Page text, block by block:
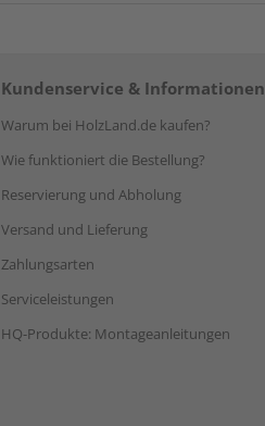
Kundenservice & Informationen
Warum bei HolzLand.de kaufen?
Wie funktioniert die Bestellung?
Reservierung und Abholung
Versand und Lieferung
Zahlungsarten
Serviceleistungen
HQ-Produkte: Montageanleitungen